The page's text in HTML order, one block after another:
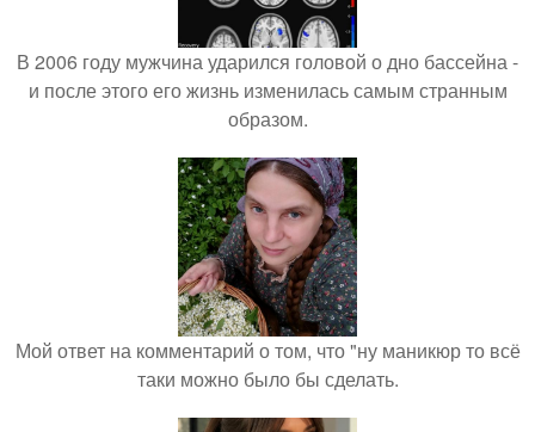
В 2006 году мужчина ударился головой о дно бассейна -
и после этого его жизнь изменилась самым странным
образом.
Мой ответ на комментарий о том, что "ну маникюр то всё
таки можно было бы сделать.